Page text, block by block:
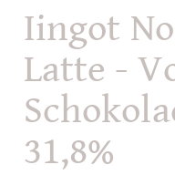
Iingot
Latte -
31,8%